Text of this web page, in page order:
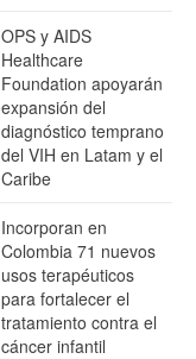
OPS y AIDS
Healthcare
Foundation apoyarán
expansión del
diagnóstico temprano
del VIH en Latam y el
Caribe
Incorporan en
Colombia 71 nuevos
usos terapéuticos
para fortalecer el
tratamiento contra el
cáncer infantil